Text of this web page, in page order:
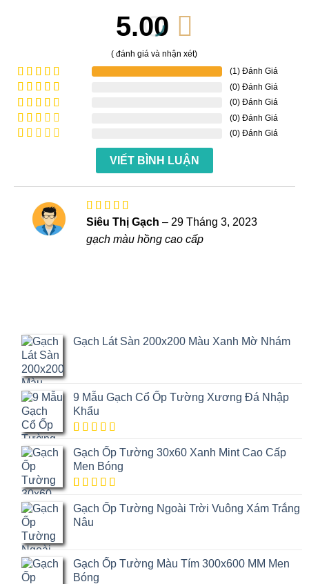
5.00
( đánh giá và nhận xét)
Được xếp
hạng 5
sao
(1) Đánh Giá
Được
xếp
hạng 4
5 sao
(0) Đánh Giá
Được
xếp
(0) Đánh Giá
Được
(0) Đánh Giá
sao
(0) Đánh Giá
VIẾT BÌNH LUẬN
Được xếp
hạng
5 5
sao
Siêu Thị Gạch – 29 Tháng 3, 2023
gạch màu hồng cao cấp
Gạch Lát Sàn 200x200 Màu Xanh Mờ Nhám
9 Mẫu Gạch Cổ Ốp Tường Xương Đá Nhập
Khẩu
trên
5 dựa trên
đánh giá
Gạch Ốp Tường 30x60 Xanh Mint Cao Cấp
Men Bóng
trên
5 dựa trên
đánh giá
Gạch Ốp Tường Ngoài Trời Vuông Xám Trắng
Nâu
Gạch Ốp Tường Màu Tím 300x600 MM Men
Bóng